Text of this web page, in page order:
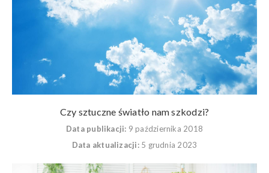
Czy sztuczne światło nam szkodzi?
Data publikacji: 9 października 2018
Data aktualizacji: 5 grudnia 2023